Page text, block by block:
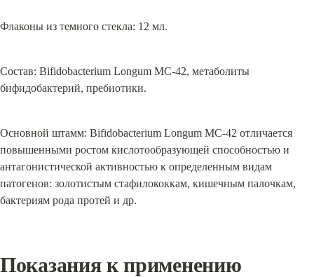
Флаконы из темного стекла: 12 мл.
Состав: Bifidobacterium Longum MC-42, метаболиты
бифидобактерий, пребиотики.
Основной штамм: Bifidobacterium Longum MC-42 отличается
повышенными ростом кислотообразующей способностью и
антагонистической активностью к определенным видам
патогенов: золотистым стафилококкам, кишечным палочкам,
бактериям рода протей и др.
Показания к применению